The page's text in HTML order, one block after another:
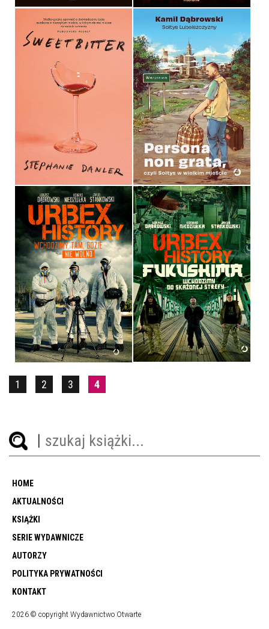
SWEETBITTER
39,90 ZŁ
PERSONA NON GRATA,
CZYLI SOŁTYS W WIELKIM
MIEŚCIE
KAMIL DĄBROWSKI ‒ SOŁTYS
LUBELSZCZYZNY
OPRAWA MIĘKKA
49,99 ZŁ
URBEX HISTORY
ŁUKASZ DĄBROWSKI,
KONRAD NIEDZIUŁKA, JAKUB
STANKOWSKI
OPRAWA MIĘKKA ZE SKRZYDEŁKAMI
44,90 ZŁ
URBEX HISTORY.
FUKUSHIMA
ŁUKASZ DĄBROWSKI,
KONRAD NIEDZIUŁKA, JAKUB
STANKOWSKI
OPRAWA MIĘKKA ZE SKRZYDEŁKAMI
44,90 ZŁ
1 2 3 4
HOME
AKTUALNOŚCI
KSIĄŻKI
SERIE WYDAWNICZE
AUTORZY
POLITYKA PRYWATNOŚCI
KONTAKT
2026 © copyright Wydawnictwo Otwarte